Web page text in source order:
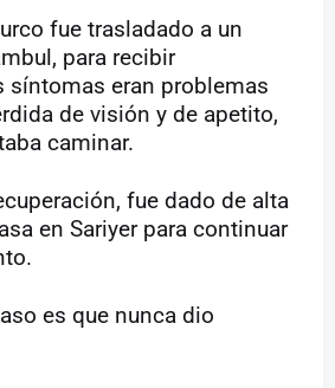
fue trasladado a un
para recibir
síntomas eran problemas
de visión y de apetito,
caminar.
fue dado de alta
en Sariyer para continuar
es que nunca dio